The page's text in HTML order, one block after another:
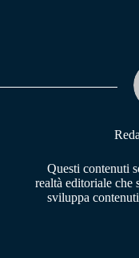
pp m
Questi contenuti
realtà editoriale che
sviluppa